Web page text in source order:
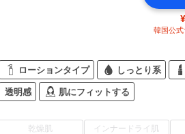
韓国公
ローションタイプ しっとり系
透明感 肌にフィットする
乾燥肌 インナードライ肌